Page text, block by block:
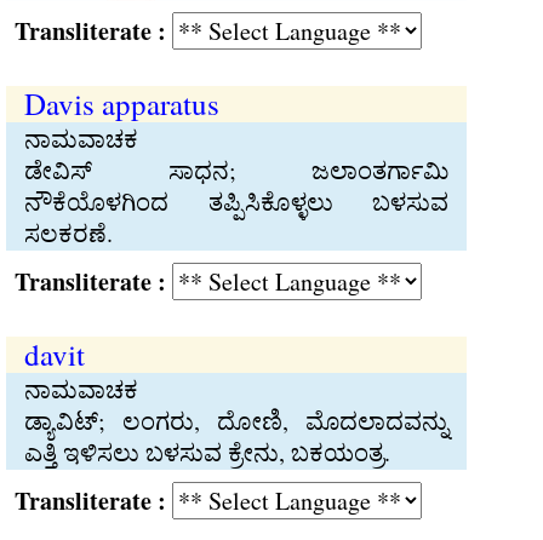
:
Davis apparatus
ನಾಮವಾಚಕ
ಡೇವಿಸ್‍ ಸಾಧನ; ಜಲಾಂತರ್ಗಾಮಿ
ನೌಕೆಯೊಳಗಿಂದ ತಪ್ಪಿಸಿಕೊಳ್ಳಲು ಬಳಸುವ
ಸಲಕರಣೆ.
:
davit
ನಾಮವಾಚಕ
ಡ್ಯಾವಿಟ್‍; ಲಂಗರು, ದೋಣಿ, ಮೊದಲಾದವನ್ನು
ಎತ್ತಿ ಇಳಿಸಲು ಬಳಸುವ ಕ್ರೇನು, ಬಕಯಂತ್ರ.
: